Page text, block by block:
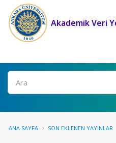
Akademik Veri
Ara
ANA SAYFA SON EKLENEN YAYINLAR